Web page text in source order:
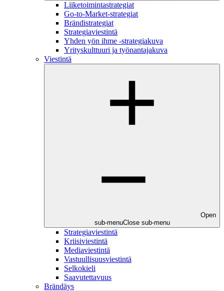
Liiketoimintastrategiat
Go-to-Market-strategiat
Brändistrategiat
Strategiaviestintä
Yhden yön ihme -strategiakuva
Yrityskulttuuri ja työnantajakuva
Viestintä
Open
sub-menuClose sub-menu
Strategiaviestintä
Kriisiviestintä
Mediaviestintä
Vastuullisuusviestintä
Selkokieli
Saavutettavuus
Brändäys